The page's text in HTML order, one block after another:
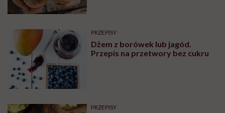
PRZEPISY
Dżem z borówek lub jagód.
Przepis na przetwory bez cukru
PRZEPISY